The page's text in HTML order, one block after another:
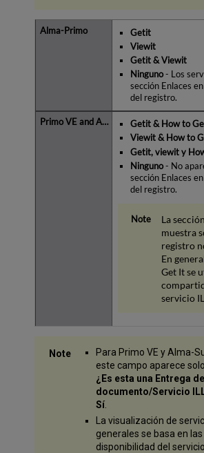
Getit
Viewit
Getit & Viewit
Ninguno- Los
sección Enlaces
del registro.
Getit & How to
Viewit & How to
Getit, viewity
Ninguno- No
sección Enlaces
del registro.
La
muestra
registro
En
Get It se
servicio
Para Primo VE y Alma-
este campo aparece
¿Es esta una Entrega de
documento/Servicio
Sí.
La visualización de
generales se basa en
disponibilidad del